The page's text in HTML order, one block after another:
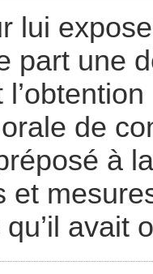
lui
part une
de
à
et
avait